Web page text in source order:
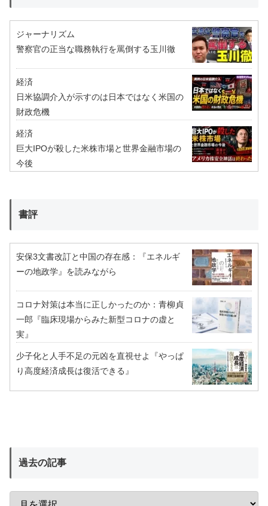
ジャーナリズム
警察官の正当な職務執行を罵倒する玉川徹
経済
日米協調介入が示すのは日本ではなく米国の
財政危機
経済
巨大IPOが殺した米株市場と世界金融市場の
今後
書評
安保3文書改訂と中国の存在感：『エネルギ
ーの地政学』を読みながら
コロナ対策は本当に正しかったのか：青柳貞
一郎『臨床現場からみた新型コロナの虚と
実』
少子化と人手不足の元凶を直視せよ『やっぱ
り高度経済成長は復活できる』
過去の記事